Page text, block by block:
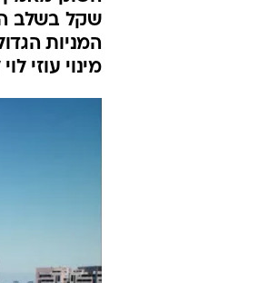
מינוי עוזי